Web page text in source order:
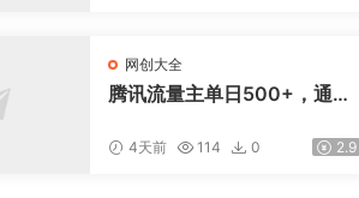
网创大全
腾讯流量主单日500+，通过
稳定躺赚腾讯广告收益
4天前 114 0 2.9